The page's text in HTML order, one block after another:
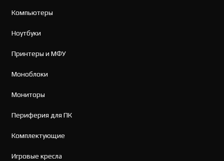
Компьютеры
Ноутбуки
Принтеры и МФУ
Моноблоки
Мониторы
Периферия для ПК
Комплектующие
Игровые кресла